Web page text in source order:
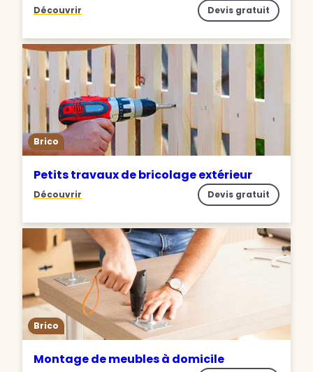
Découvrir Devis gratuit
Brico
Petits travaux de bricolage extérieur
Découvrir Devis gratuit
Brico
Montage de meubles à domicile